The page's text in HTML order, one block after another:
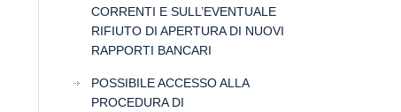
CORRENTI E SULL’EVENTUALE
RIFIUTO DI APERTURA DI NUOVI
RAPPORTI BANCARI
POSSIBILE ACCESSO ALLA
PROCEDURA DI